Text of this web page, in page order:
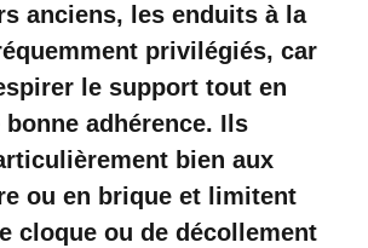
anciens, les enduits à la
privilégiés, car
le support tout en
adhérence. Ils
bien aux
ou en brique et limitent
cloque ou de décollement